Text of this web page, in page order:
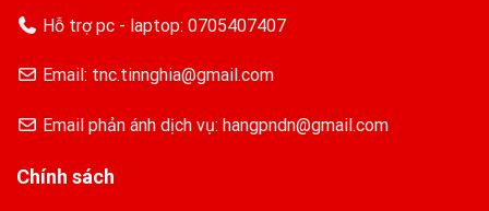
Hỗ trợ pc - laptop: 0705407407
Email: tnc.tinnghia@gmail.com
Email phản ánh dịch vụ: hangpndn@gmail.com
Chính sách